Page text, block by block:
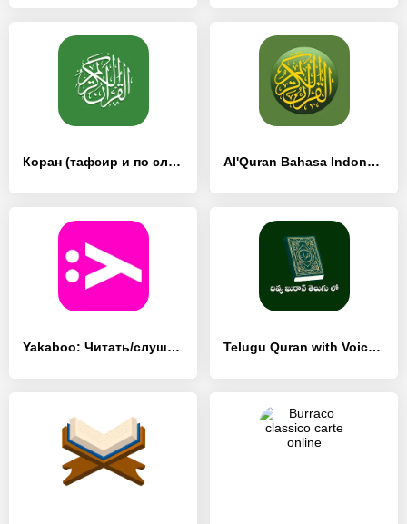
Коран (тафсир и по словамо) - [Премиум версия] Al'Quran Bahasa Indonesia - [Без рекламы]
Yakaboo: Читать/слушать книги - [Разблокированная версия] Telugu Quran with Voice - [Премиум версия]